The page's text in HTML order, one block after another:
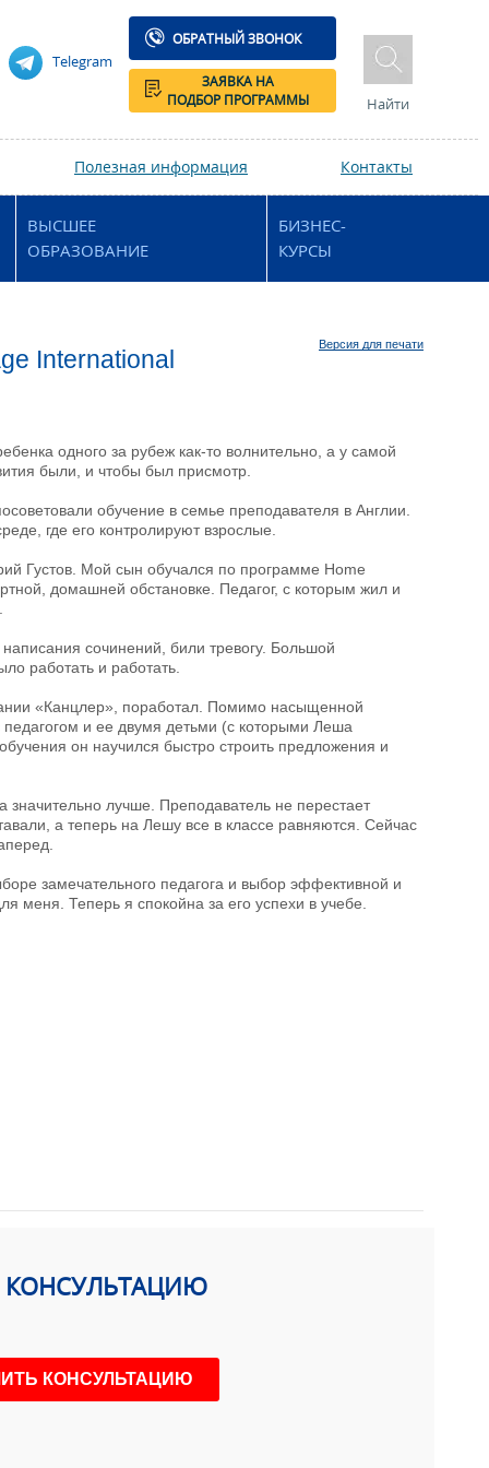
Telegram
ОБРАТНЫЙ ЗВОНОК
ЗАЯВКА НА
ПОДБОР ПРОГРАММЫ
Найти
Полезная информация Контакты
ВЫСШЕЕ
ОБРАЗОВАНИЕ
БИЗНЕС-
КУРСЫ
Версия для печати
International
одного за рубеж как-то волнительно, а у самой
были, и чтобы был присмотр.
обучение в семье преподавателя в Англии.
где его контролируют взрослые.
Густов. Мой сын обучался по программе Home
домашней обстановке. Педагог, с которым жил и
сочинений, били тревогу. Большой
работать и работать.
«Канцлер», поработал. Помимо насыщенной
и ее двумя детьми (с которыми Леша
он научился быстро строить предложения и
значительно лучше. Преподаватель не перестает
а теперь на Лешу все в классе равняются. Сейчас
замечательного педагога и выбор эффективной и
Теперь я спокойна за его успехи в учебе.
КОНСУЛЬТАЦИЮ